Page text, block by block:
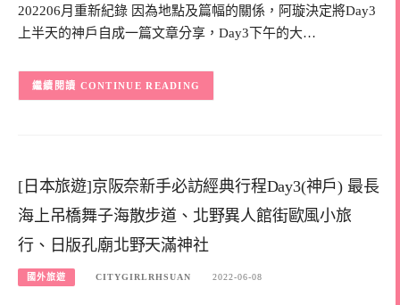
202206月重新紀錄 因為地點及篇幅的關係，阿璇決定將Day3
上半天的神戶自成一篇文章分享，Day3下午的大…
CONTINUE READING
[日本旅遊]京阪奈新手必訪經典行程Day3(神戶) 最長
海上吊橋舞子海散步道、北野異人館街歐風小旅
行、日版孔廟北野天滿神社
國外旅遊 CITYGIRLRHSUAN 2022-06-08